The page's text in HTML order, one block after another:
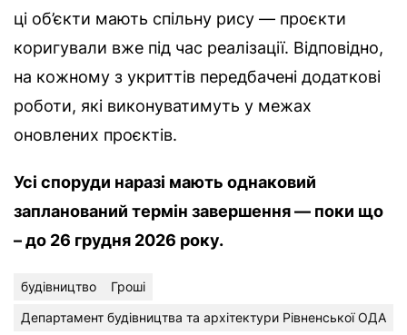
ці об’єкти мають спільну рису — проєкти
коригували вже під час реалізації. Відповідно,
на кожному з укриттів передбачені додаткові
роботи, які виконуватимуть у межах
оновлених проєктів.
Усі споруди наразі мають однаковий
запланований термін завершення — поки що
– до 26 грудня 2026 року.
будівництво
Гроші
Департамент будівництва та архітектури Рівненської ОДА